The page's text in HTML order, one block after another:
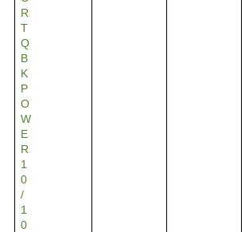
R
T
Q
B
K
P
O
W
E
R
1
0
/
1
0